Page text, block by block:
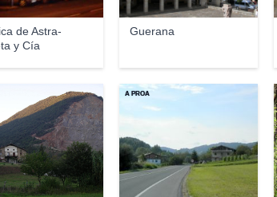
de Astra-
y Cía
Guerana
A PROA